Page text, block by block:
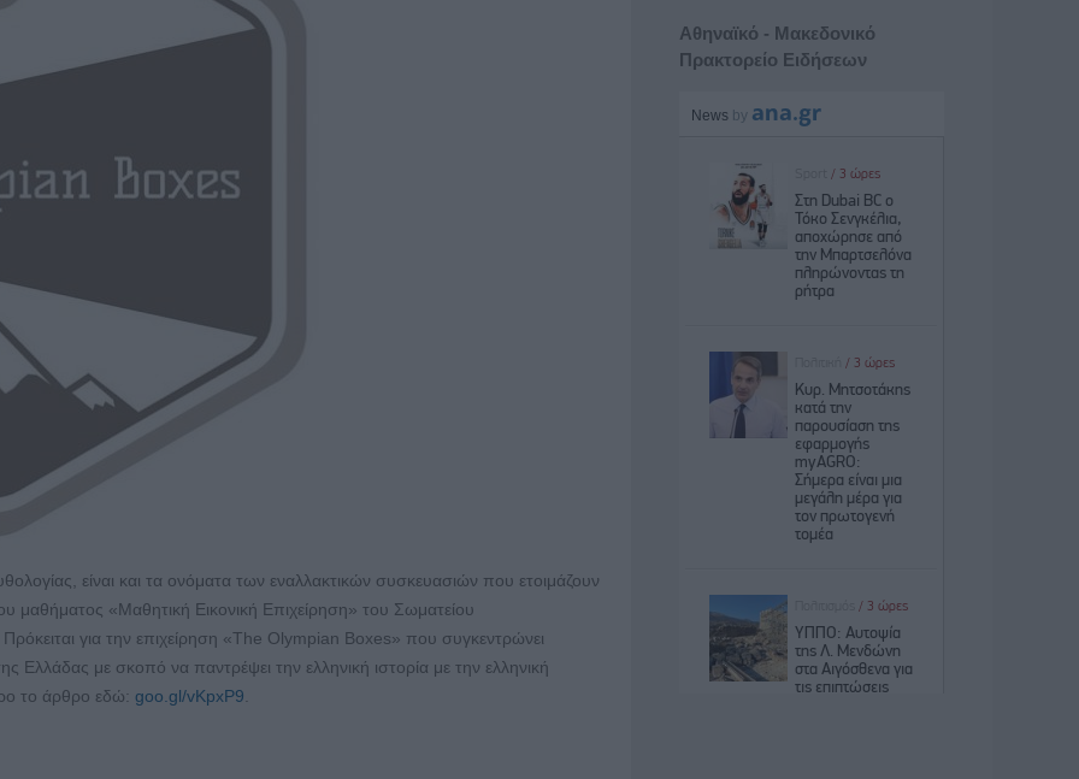
είναι και τα ονόματα των εναλλακτικών συσκευασιών που ετοιμάζουν
μαθήματος «Μαθητική Εικονική Επιχείρηση» του Σωματείου
για την επιχείρηση «The Olympian Boxes» που συγκεντρώνει
Ελλάδας με σκοπό να παντρέψει την ελληνική ιστορία με την ελληνική
το άρθρο εδώ: goo.gl/vKpxP9
Αθηναϊκό - Μακεδονικό
Πρακτορείο Ειδήσεων